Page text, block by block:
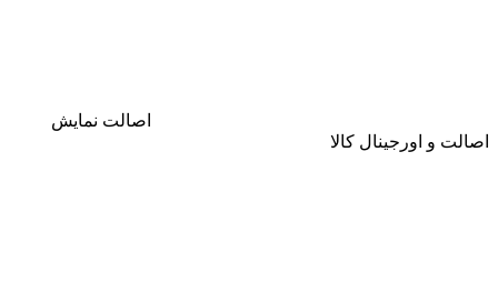
اصالت نمایش
اصالت و اورجینال کالا